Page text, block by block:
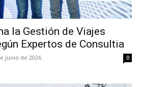
la Gestión de Viajes
Expertos de Consultia
junio de 2026 0